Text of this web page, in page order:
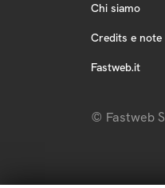
Chi siamo
Credits e note
Fastweb.it
© Fastweb